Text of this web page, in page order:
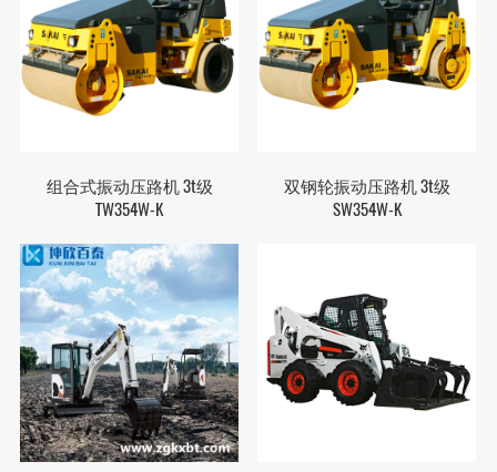
组合式振动压路机 3t级
TW354W-K
双钢轮振动压路机 3t级
SW354W-K